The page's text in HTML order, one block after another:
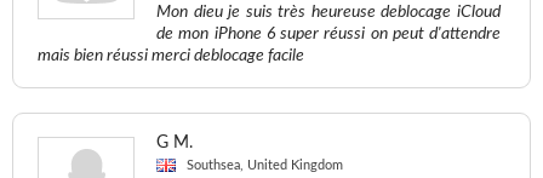
Mon dieu je suis très heureuse deblocage iCloud
de mon iPhone 6 super réussi on peut d'attendre
mais bien réussi merci deblocage facile
G M.
Southsea, United Kingdom